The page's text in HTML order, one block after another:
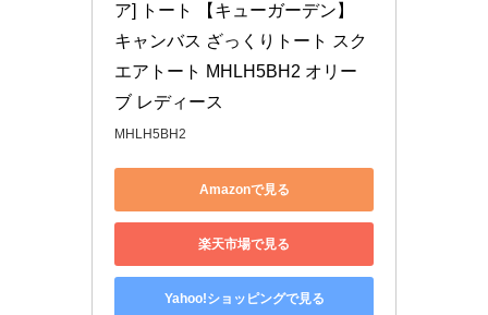
ア] トート 【キューガーデン】
キャンバス ざっくりトート スク
エアトート MHLH5BH2 オリー
ブ レディース
MHLH5BH2
Amazonで見る
楽天市場で見る
Yahoo!ショッピングで見る